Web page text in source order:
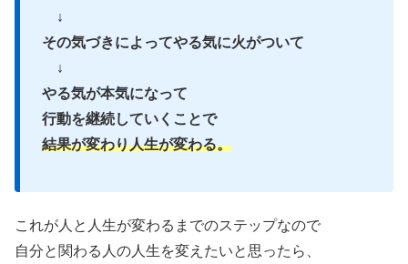
↓
その気づきによってやる気に火がついて
↓
やる気が本気になって
行動を継続していくことで
結果が変わり人生が変わる。
これが人と人生が変わるまでのステップなので
自分と関わる人の人生を変えたいと思ったら、